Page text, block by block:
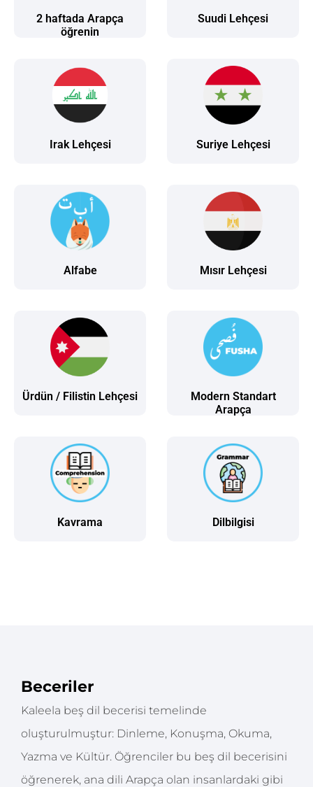
2 haftada Arapça
öğrenin
Suudi Lehçesi
Irak Lehçesi Suriye Lehçesi
Alfabe Mısır Lehçesi
Ürdün / Filistin Lehçesi
Modern Standart
Arapça
Kavrama Dilbilgisi
Beceriler
Kaleela beş dil becerisi temelinde
oluşturulmuştur: Dinleme, Konuşma, Okuma,
Yazma ve Kültür. Öğrenciler bu beş dil becerisini
öğrenerek, ana dili Arapça olan insanlardaki gibi